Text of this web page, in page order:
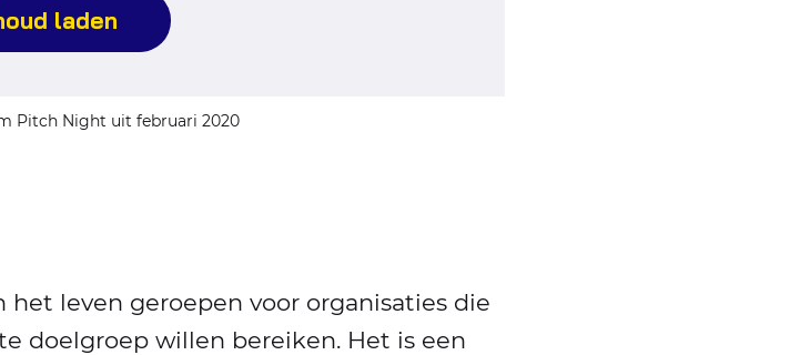
laden
Pitch Night uit februari 2020
het leven geroepen voor organisaties die
doelgroep willen bereiken. Het is een